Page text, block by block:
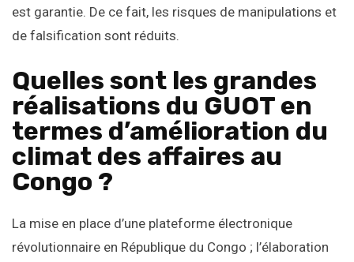
est garantie. De ce fait, les risques de manipulations et
de falsification sont réduits.
Quelles sont les grandes
réalisations du GUOT en
termes d’amélioration du
climat des affaires au
Congo ?
La mise en place d’une plateforme électronique
révolutionnaire en République du Congo ; l’élaboration